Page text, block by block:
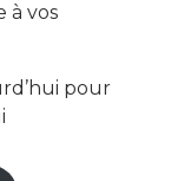
à vos
pour